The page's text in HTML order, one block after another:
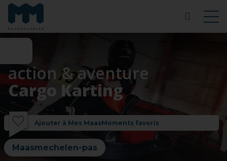
action & aventure
Cargo Karting
Ajouter à Mes MaasMoments favoris
Maasmechelen-pas